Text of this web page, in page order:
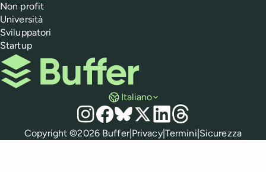
Non profit
Università
Sviluppatori
Startup
Buffer
Italiano
Social media
Instagram
Facebook
Bluesky
X LinkedIn
Threads
Normative
Copyright ©2026Buffer| Privacy| Termini Sicurezza